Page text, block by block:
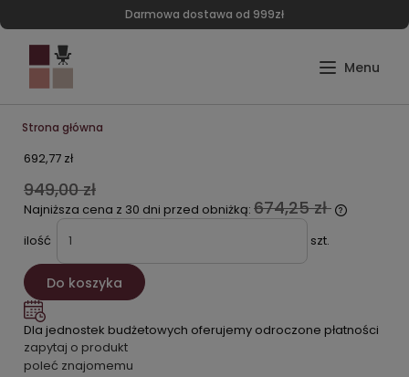
Darmowa dostawa od 999zł
Strona główna
692,77 zł
949,00 zł
Najniższa cena z 30 dni przed obniżką: 674,25 zł
ilość szt.
Do koszyka
Dla jednostek budżetowych oferujemy odroczone płatności
zapytaj o produkt
poleć znajomemu